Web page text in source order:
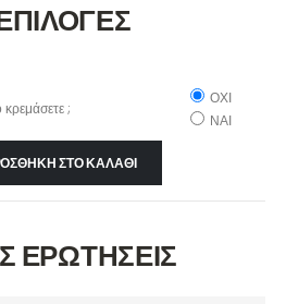
κρεμάσετε ;
ΟΧΙ
ΝΑΙ
ΣΤΟ ΚΑΛΆΘΙ
ΕΡΩΤΗΣΕΙΣ